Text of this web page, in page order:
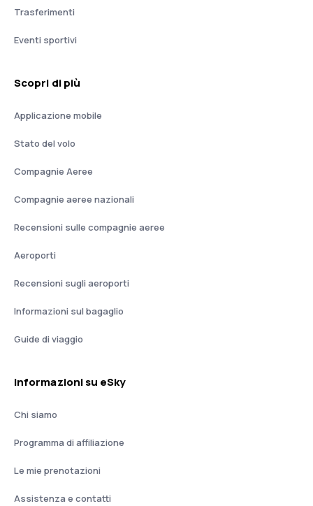
Trasferimenti
Eventi sportivi
Scopri di più
Applicazione mobile
Stato del volo
Compagnie Aeree
Compagnie aeree nazionali
Recensioni sulle compagnie aeree
Aeroporti
Recensioni sugli aeroporti
Informazioni sul bagaglio
Guide di viaggio
Informazioni su eSky
Chi siamo
Programma di affiliazione
Le mie prenotazioni
Assistenza e contatti